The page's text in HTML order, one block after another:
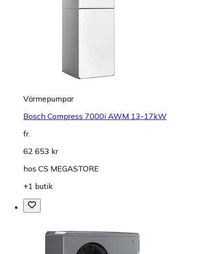
Värmepumpar
Bosch Compress 7000i AWM 13-17kW
fr.
62 653 kr
hos CS MEGASTORE
+1 butik